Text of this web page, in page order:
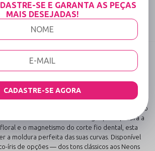
(SKU):3321
em Renda "Diva" –
com o comum, a Calcinha Diva é o manifesto
todos os dias. Com um design que equilibra a
e o magnetismo do corte fio dental, esta
a moldura perfeita das suas curvas. Disponível
íris de opções — dos tons clássicos aos Neons
SE E GARANTA AS PEÇAS
MAIS DESEJADAS!
CADASTRE-SE AGORA